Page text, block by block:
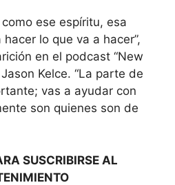
ese espíritu, esa
lo que va a hacer”,
en el podcast “New
Kelce. “La parte de
vas a ayudar con
son quienes son de
SUSCRIBIRSE AL